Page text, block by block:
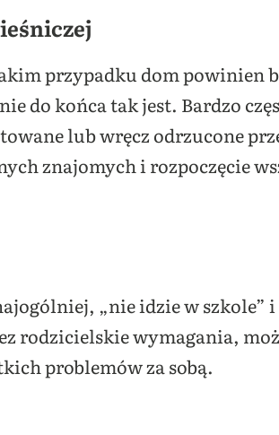
przypadku dom powinien
do końca tak jest. Bardzo
lub wręcz odrzucone
znajomych i rozpoczęcie
„nie idzie w szkole”
rodzicielskie wymagania,
problemów za sobą.